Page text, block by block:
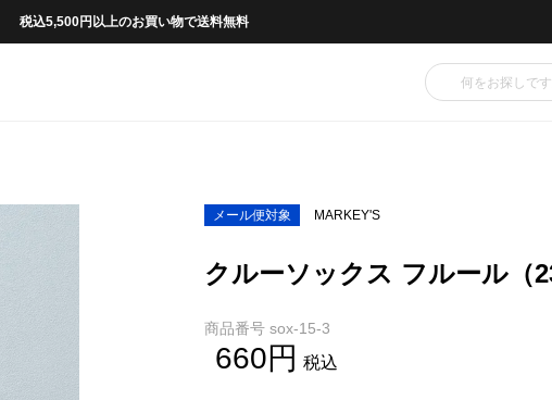
税込5,500円以上のお買い物で送料無料
メール便対象 MARKEY'S
クルーソックス フルール（
商品番号 sox-15-3
660 税込